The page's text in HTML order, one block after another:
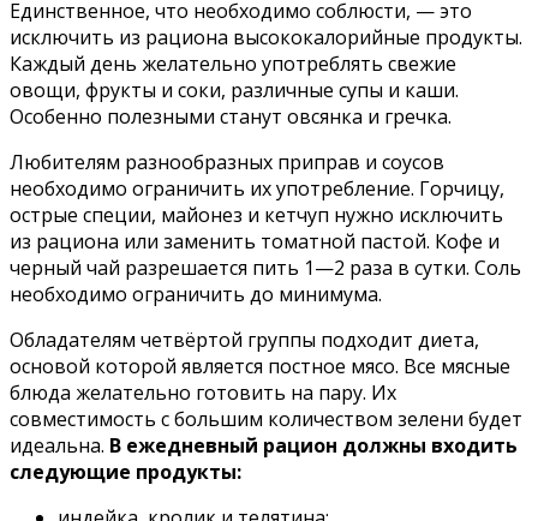
Единственное, что необходимо соблюсти, — это
исключить из рациона высококалорийные продукты.
Каждый день желательно употреблять свежие
овощи, фрукты и соки, различные супы и каши.
Особенно полезными станут овсянка и гречка.
Любителям разнообразных приправ и соусов
необходимо ограничить их употребление. Горчицу,
острые специи, майонез и кетчуп нужно исключить
из рациона или заменить томатной пастой. Кофе и
черный чай разрешается пить 1—2 раза в сутки. Соль
необходимо ограничить до минимума.
Обладателям четвёртой группы подходит диета,
основой которой является постное мясо. Все мясные
блюда желательно готовить на пару. Их
совместимость с большим количеством зелени будет
идеальна. В ежедневный рацион должны входить
следующие продукты: